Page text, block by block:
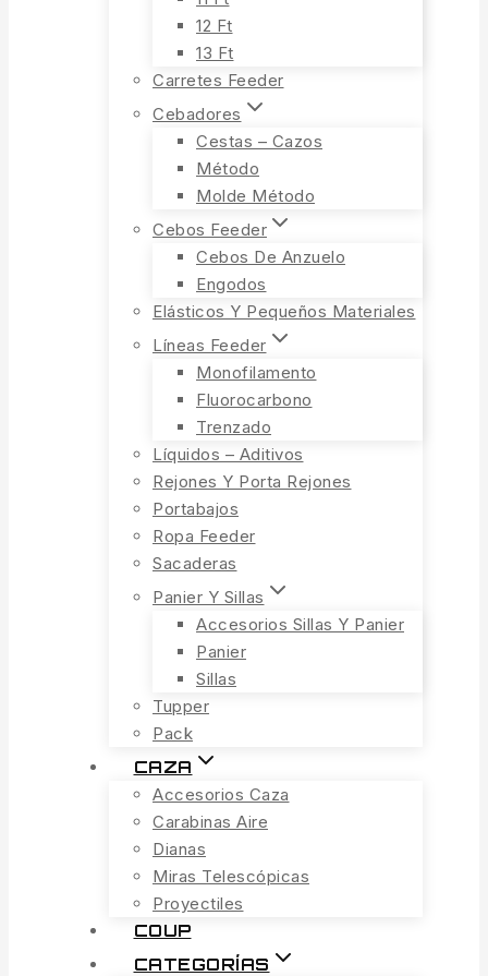
12 Ft
13 Ft
Carretes Feeder
Cebadores
Cestas – Cazos
Método
Molde Método
Cebos Feeder
Cebos De Anzuelo
Engodos
Elásticos Y Pequeños Materiales
Líneas Feeder
Monofilamento
Fluorocarbono
Trenzado
Líquidos – Aditivos
Rejones Y Porta Rejones
Portabajos
Ropa Feeder
Sacaderas
Panier Y Sillas
Accesorios Sillas Y Panier
Panier
Sillas
Tupper
Pack
CAZA
Accesorios Caza
Carabinas Aire
Dianas
Miras Telescópicas
Proyectiles
COUP
CATEGORÍAS